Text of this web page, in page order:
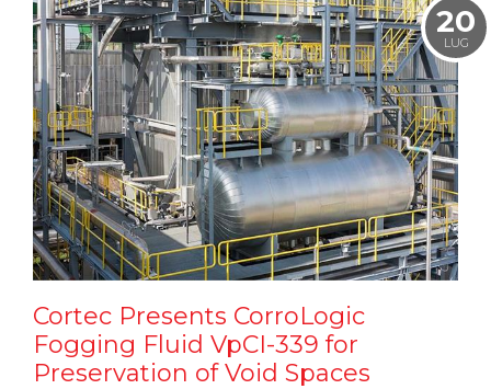
20
LUG
Cortec Presents CorroLogic
Fogging Fluid VpCI-339 for
Preservation of Void Spaces